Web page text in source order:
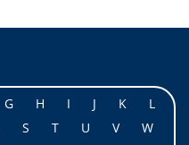
G H I J K
L
S T U V
W